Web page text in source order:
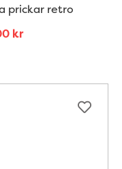
prickar retro
kr